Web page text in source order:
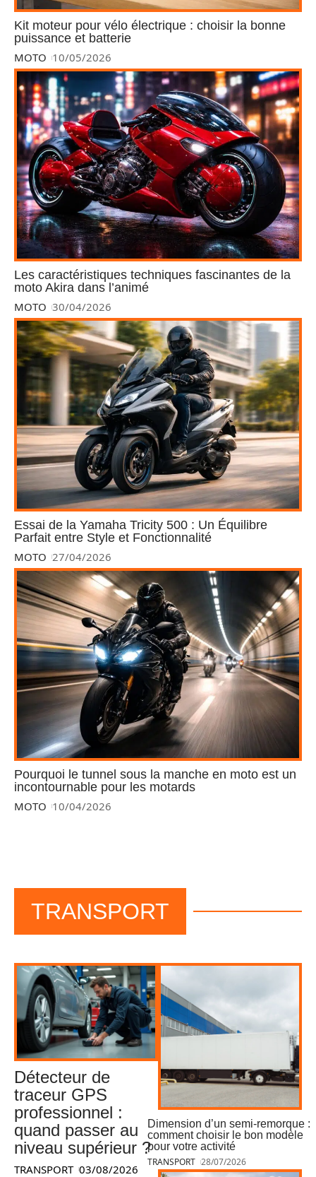
Kit moteur pour vélo électrique : choisir la bonne
puissance et batterie
MOTO 10/05/2026
Les caractéristiques techniques fascinantes de la
moto Akira dans l’animé
MOTO 30/04/2026
Essai de la Yamaha Tricity 500 : Un Équilibre
Parfait entre Style et Fonctionnalité
MOTO 27/04/2026
Pourquoi le tunnel sous la manche en moto est un
incontournable pour les motards
MOTO 10/04/2026
TRANSPORT
Détecteur de
traceur GPS
professionnel :
quand passer au
niveau supérieur ?
TRANSPORT 03/08/2026
Dimension d’un semi-remorque :
comment choisir le bon modèle
pour votre activité
TRANSPORT 28/07/2026